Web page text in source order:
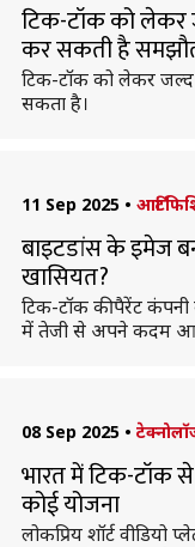
टिक-टॉक को लेकर
कर सकती है
टिक-टॉक को लेकर जल्द
सकता है।
11 Sep 2025 •
बाइटडांस के इमेज
खासियत?
टिक-टॉक की पैरेंट कंपनी
में तेजी से अपने कदम आगे
08 Sep 2025 •
भारत में टिक-टॉक
कोई योजना
लोकप्रिय शॉर्ट वीडियो